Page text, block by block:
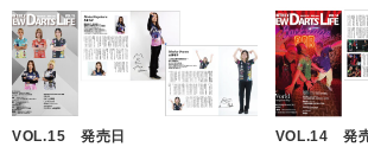
VOL.15 発売日
VOL.14 発